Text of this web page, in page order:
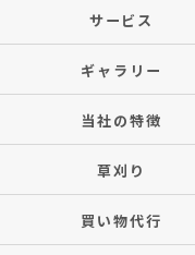
サービス
ギャラリー
当社の特徴
草刈り
買い物代行